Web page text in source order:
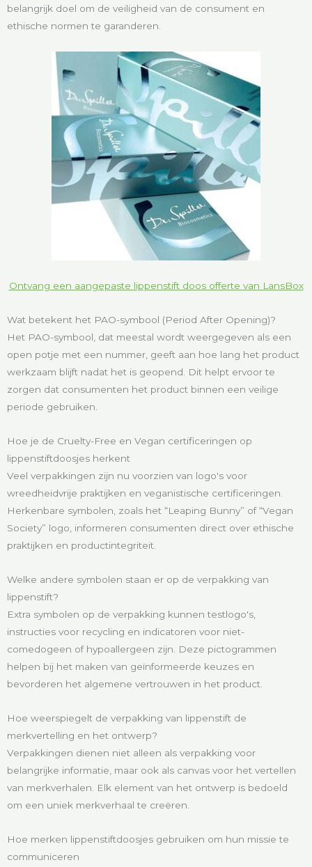
belangrijk doel om de veiligheid van de consument en
ethische normen te garanderen.
Ontvang een aangepaste lippenstift doos offerte van LansBox
Wat betekent het PAO-symbool (Period After Opening)?
Het PAO-symbool, dat meestal wordt weergegeven als een
open potje met een nummer, geeft aan hoe lang het product
werkzaam blijft nadat het is geopend. Dit helpt ervoor te
zorgen dat consumenten het product binnen een veilige
periode gebruiken.
Hoe je de Cruelty-Free en Vegan certificeringen op
lippenstiftdoosjes herkent
Veel verpakkingen zijn nu voorzien van logo's voor
wreedheidvrije praktijken en veganistische certificeringen.
Herkenbare symbolen, zoals het “Leaping Bunny” of “Vegan
Society” logo, informeren consumenten direct over ethische
praktijken en productintegriteit.
Welke andere symbolen staan er op de verpakking van
lippenstift?
Extra symbolen op de verpakking kunnen testlogo's,
instructies voor recycling en indicatoren voor niet-
comedogeen of hypoallergeen zijn. Deze pictogrammen
helpen bij het maken van geïnformeerde keuzes en
bevorderen het algemene vertrouwen in het product.
Hoe weerspiegelt de verpakking van lippenstift de
merkvertelling en het ontwerp?
Verpakkingen dienen niet alleen als verpakking voor
belangrijke informatie, maar ook als canvas voor het vertellen
van merkverhalen. Elk element van het ontwerp is bedoeld
om een uniek merkverhaal te creëren.
Hoe merken lippenstiftdoosjes gebruiken om hun missie te
communiceren